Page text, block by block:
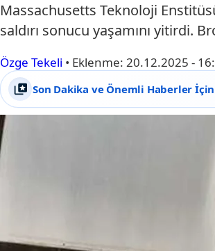
Massachusetts Teknoloji
saldırı sonucu yaşamını yitirdi.
Özge Tekeli • Eklenme: 20.12.2025 -
Son Dakika ve Önemli Haberler